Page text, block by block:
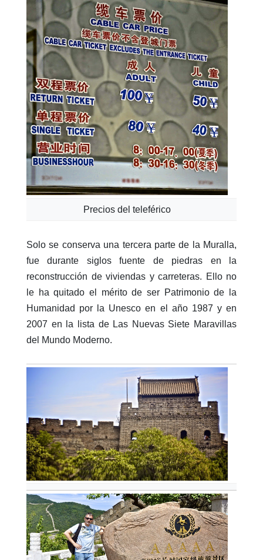
Precios del teleférico
Solo se conserva una tercera parte de la Muralla,
fue durante siglos fuente de piedras en la
reconstrucción de viviendas y carreteras. Ello no
le ha quitado el mérito de ser Patrimonio de la
Humanidad por la Unesco en el año 1987 y en
2007 en la lista de Las Nuevas Siete Maravillas
del Mundo Moderno.